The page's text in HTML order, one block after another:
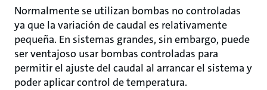
Normalmente se utilizan bombas no controladas
ya que la variación de caudal es relativamente
pequeña. En sistemas grandes, sin embargo, puede
ser ventajoso usar bombas controladas para
permitir el ajuste del caudal al arrancar el sistema y
poder aplicar control de temperatura.